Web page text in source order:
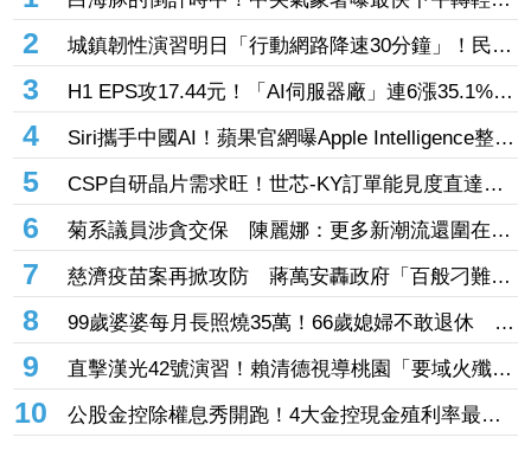
熱門新聞
1
白海豚的倒計時中！中央氣象署曝最快下午轉輕
颱 但「1地」可能出現局部大雨
2
城鎮韌性演習明日「行動網路降速30分鐘」！民眾
反應冷淡 美媒嘆警報聲不夠大
3
H1 EPS攻17.44元！「AI伺服器廠」連6漲35.1%
輝達GB300、Vera Rubin挹注訂單看到明年
4
Siri攜手中國AI！蘋果官網曝Apple Intelligence整合
阿里「千問」 手冊上線不到一天撤了
5
CSP自研晶片需求旺！世芯-KY訂單能見度直達
2027年底 3奈米晶片放量、2奈米準備接棒
6
菊系議員涉貪交保 陳麗娜：更多新潮流還圍在賴
瑞隆身邊等著掌權
7
慈濟疫苗案再掀攻防 蔣萬安轟政府「百般刁難」
民間自購：慘痛經驗不會忘記
8
99歲婆婆每月長照燒35萬！66歲媳婦不敢退休 嘆
72歲尪想退也「負擔不起」
9